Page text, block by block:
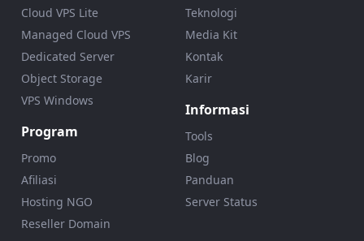
Cloud VPS Lite
Managed Cloud VPS
Dedicated Server
Object Storage
VPS Windows
Program
Promo
Afiliasi
Hosting NGO
Reseller Domain
Teknologi
Media Kit
Kontak
Karir
Informasi
Tools
Blog
Panduan
Server Status